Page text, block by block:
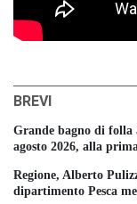
BREVI
Grande bagno di folla
agosto 2026, alla
Regione, Alberto
dipartimento Pesca